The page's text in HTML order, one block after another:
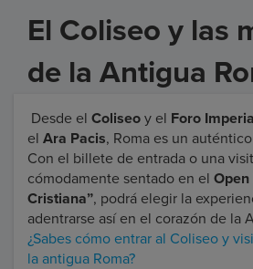
El Coliseo y las
de la Antigua
Desde el Coliseo y el Foro
el Ara Pacis, Roma es un
Con el billete de entrada o una
cómodamente sentado en el Open
Cristiana”, podrá elegir la
adentrarse así en el corazón de la
¿Sabes cómo entrar al Coliseo y
la antigua Roma?